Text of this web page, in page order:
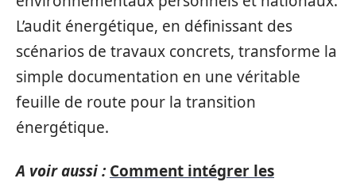
L’audit énergétique, en définissant des
scénarios de travaux concrets, transforme la
simple documentation en une véritable
feuille de route pour la transition
énergétique.
A voir aussi : Comment intégrer les